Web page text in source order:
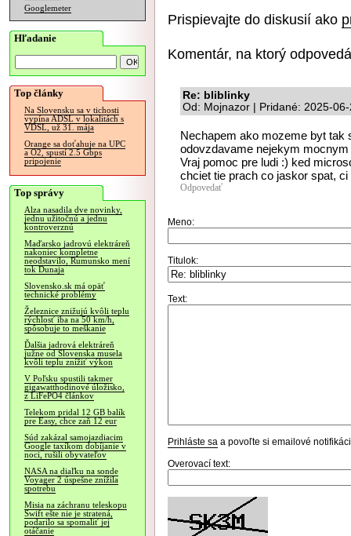
Googlemeter
Hľadanie
Top články
Na Slovensku sa v tichosti
vypína ADSL v lokalitách s
VDSL, už 31. mája
Orange sa doťahuje na UPC
a O2, spustí 2.5 Gbps
pripojenie
Top správy
Alza nasadila dve novinky,
jednu užitočnú a jednu
kontroverznú
Maďarsko jadrovú elektráreň
nakoniec kompletne
neodstavilo, Rumunsko mení
tok Dunaja
Slovensko.sk má opäť
technické problémy
Železnice znižujú kvôli teplu
rýchlosť iba na 50 km/h,
spôsobuje to meškanie
Ďalšia jadrová elektráreň
južne od Slovenska musela
kvôli teplu znížiť výkon
V Poľsku spustili takmer
gigawatthodinové úložisko,
z LiFePO4 článkov
Telekom pridal 12 GB balík
pre Easy, chce zaň 12 eur
Súd zakázal samojazdiacim
Google taxíkom dobíjanie v
noci, rušili obyvateľov
NASA na diaľku na sonde
Voyager 2 úspešne znížila
spotrebu
Misia na záchranu teleskopu
Swift ešte nie je stratená,
podarilo sa spomaliť jej
otáčanie
Prispievajte do diskusií ako
Komentár, na ktorý
Re: bliblinky
Od: Mojnazor | Pridané: 2025-
Nechapem ako mozeme byt tak
odovzdavame nejekym
Vraj pomoc pre ludi :) ked
chciet tie prach co jaskor spat,
Odpovedať
Meno:
Titulok:
Text:
Prihláste sa a povoľte si emailové
Overovací text: